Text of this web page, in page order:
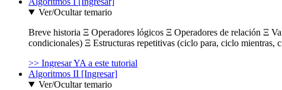
Ver/Ocultar temario
Breve historia Ξ Operadores lógicos Ξ Operadores de relación Ξ
condicionales) Ξ Estructuras repetitivas (ciclo para, ciclo mientras,
>> Ingresar YA a este tutorial
Algoritmos II [Ingresar]
Ver/Ocultar temario